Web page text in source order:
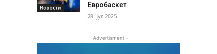
Новости
Евробаскет
28. јул 2025.
- Advertisment -